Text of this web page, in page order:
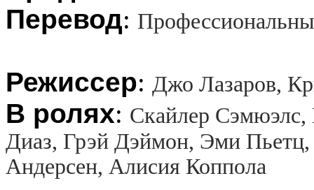
Перевод:
Режиссер: Джо Лазаров,
В ролях: Скайлер
Диаз, Грэй Дэймон, Эми
Андерсен, Алисия Коппола